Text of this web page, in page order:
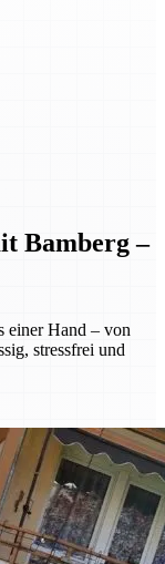
Bamberg –
einer Hand – von
stressfrei und